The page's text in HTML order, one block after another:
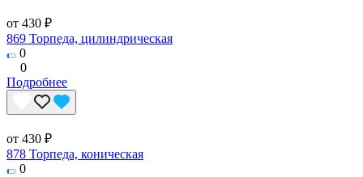
от 430 ₽
869 Торпеда, цилиндрическая
0
0
Подробнее
от 430 ₽
878 Торпеда, коническая
0